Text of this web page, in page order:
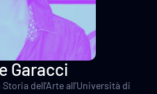
Garacci
dell’Arte all’Università di